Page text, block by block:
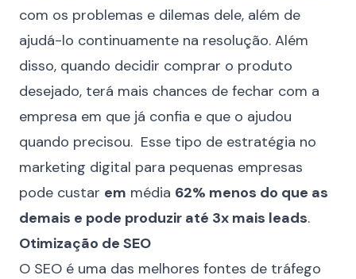
com os problemas e dilemas dele, além de
ajudá-lo continuamente na resolução. Além
disso, quando decidir comprar o produto
desejado, terá mais chances de fechar com a
empresa em que já confia e que o ajudou
quando precisou. Esse tipo de estratégia no
marketing digital para pequenas empresas
pode custar em média 62% menos do que as
demais e pode produzir até 3x mais leads.
Otimização de SEO
O SEO é uma das melhores fontes de tráfego